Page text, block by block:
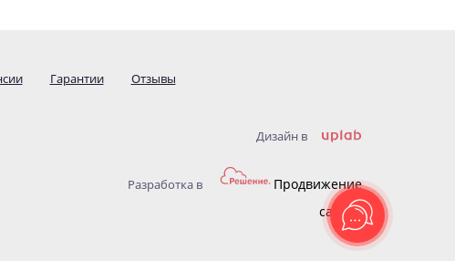
Гарантии Отзывы
Дизайн в
Разработка в
Продвижение
сайтов